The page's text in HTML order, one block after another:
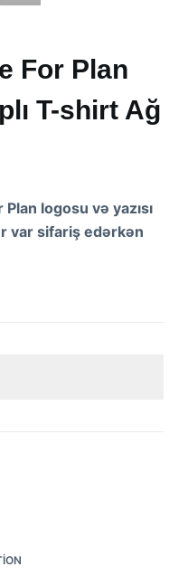
For Plan
T-shirt Ağ
logosu və yazısı
var sifariş edərkən